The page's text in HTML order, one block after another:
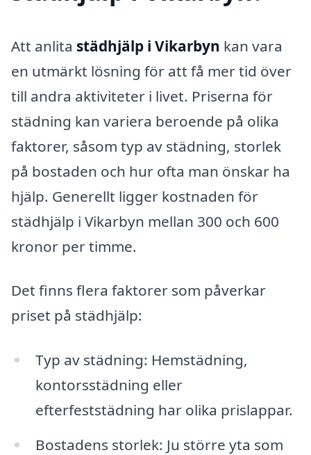
Att anlita städhjälp i Vikarbyn kan vara
en utmärkt lösning för att få mer tid över
till andra aktiviteter i livet. Priserna för
städning kan variera beroende på olika
faktorer, såsom typ av städning, storlek
på bostaden och hur ofta man önskar ha
hjälp. Generellt ligger kostnaden för
städhjälp i Vikarbyn mellan 300 och 600
kronor per timme.
Det finns flera faktorer som påverkar
priset på städhjälp:
Typ av städning: Hemstädning,
kontorsstädning eller
efterfeststädning har olika prislappar.
Bostadens storlek: Ju större yta som